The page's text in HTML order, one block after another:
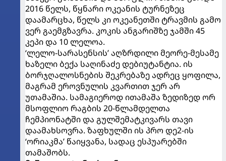
2016 წელს, წყნარი ოკეანის ტურნეზეც
დაამარცხა, წელს კი ოკეანეთში ტრავმის გამო
ვერ გაემგზავრა. კოკის ანგარიშზე ჯამში 45
კეპი და 10 ლელოა.
‘ლელო-სარასენსის’ აღზრდილი მეორე-მესამე
ხაზელი ბექა საღინაძე დებიუტანტია. ის
ბორჯღალოსნების შეკრებაზე ადრეც ყოფილა,
მაგრამ ეროვნულის კვართით ჯერ არ
უთამაშია. სამაგიეროდ ითამაშა ზედიზედ ორ
მსოფლიო რაგბის 20-წლამდელთა
ჩემპიონატში და გულშემატკივარს თავი
დაამახსოვრა. ზაფხულში ის პრო დე2-ის
‘ორიაკმა’ წაიყვანა, სადაც ესპუარებში
თამაშობს.